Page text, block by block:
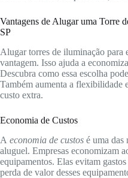
Vantagens de Alugar uma Torre
SP
Alugar torres de iluminação para
vantagem. Isso ajuda a
Descubra como essa escolha
Também aumenta a flexibilidade
custo extra.
Economia de Custos
A economia de custos é uma das
aluguel. Empresas economizam
equipamentos. Elas evitam
perda de valor desses